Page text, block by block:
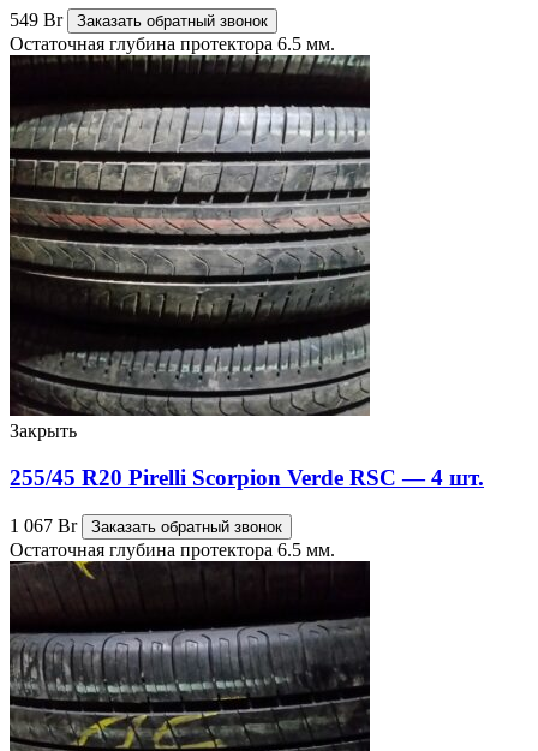
549 Br Заказать обратный звонок
Остаточная глубина протектора 6.5 мм.
Закрыть
255/45 R20 Pirelli Scorpion Verde RSC — 4 шт.
1 067 Br Заказать обратный звонок
Остаточная глубина протектора 6.5 мм.